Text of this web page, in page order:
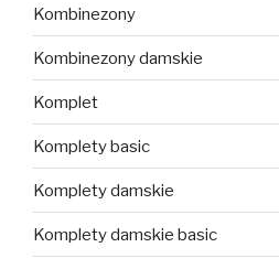
Kombinezony
Kombinezony damskie
Komplet
Komplety basic
Komplety damskie
Komplety damskie basic